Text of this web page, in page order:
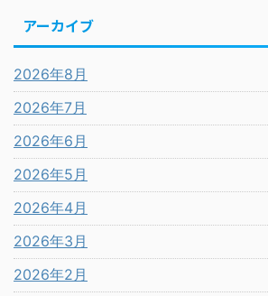
アーカイブ
2026年8月
2026年7月
2026年6月
2026年5月
2026年4月
2026年3月
2026年2月